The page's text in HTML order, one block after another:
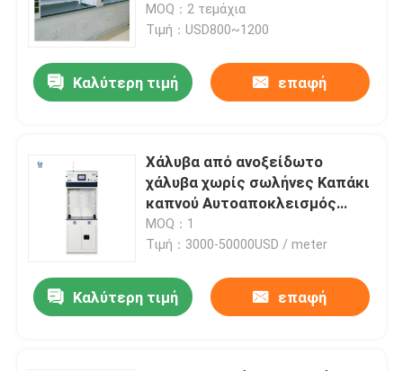
Εργαστηριακή αποθήκη
Εργαστήριο για φοιτητές
Εργαστηριακό πάγκο
Επιστημονικά έπιπλα
Πλαστική καρέκλα ακρόασης
MOQ：2 τεμάχια
Τιμή：USD800~1200
Καλύτερη τιμή επαφή
Χάλυβα από ανοξείδωτο
χάλυβα χωρίς σωλήνες Καπάκι
καπνού Αυτοαποκλεισμός
Αλκαλικό ντουλάπι
MOQ：1
Τιμή：3000-50000USD / meter
Καλύτερη τιμή επαφή